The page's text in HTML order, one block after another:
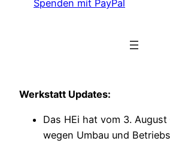
Spenden mit PayPal
Werkstatt Updates:
Das HEi hat vom 3. August
wegen Umbau und